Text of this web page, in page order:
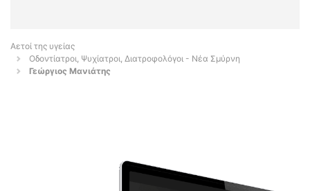
Αετοί της υγείας
Οδοντίατροι, Ψυχίατροι, Διατροφολόγοι - Νέα Σμύρνη
Γεώργιος Μανιάτης